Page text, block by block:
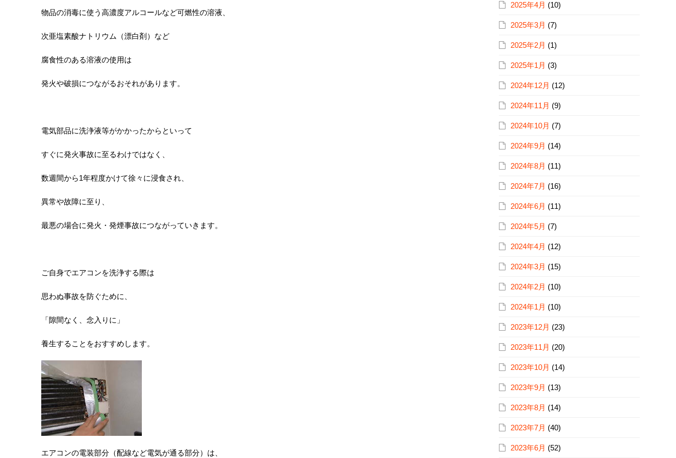
物品の消毒に使う高濃度アルコールなど可燃性の溶液、
次亜塩素酸ナトリウム（漂白剤）など
腐食性のある溶液の使用は
発火や破損につながるおそれがあります。
電気部品に洗浄液等がかかったからといって
すぐに発火事故に至るわけではなく、
数週間から1年程度かけて徐々に浸食され、
異常や故障に至り、
最悪の場合に発火・発煙事故につながっていきます。
ご自身でエアコンを洗浄する際は
思わぬ事故を防ぐために、
「隙間なく、念入りに」
養生することをおすすめします。
エアコンの電装部分（配線など電気が通る部分）は、
2025年4月 (10)
2025年3月 (7)
2025年2月 (1)
2025年1月 (3)
2024年12月 (12)
2024年11月 (9)
2024年10月 (7)
2024年9月 (14)
2024年8月 (11)
2024年7月 (16)
2024年6月 (11)
2024年5月 (7)
2024年4月 (12)
2024年3月 (15)
2024年2月 (10)
2024年1月 (10)
2023年12月 (23)
2023年11月 (20)
2023年10月 (14)
2023年9月 (13)
2023年8月 (14)
2023年7月 (40)
2023年6月 (52)